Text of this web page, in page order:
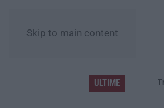
Skip to main content
ULTIME